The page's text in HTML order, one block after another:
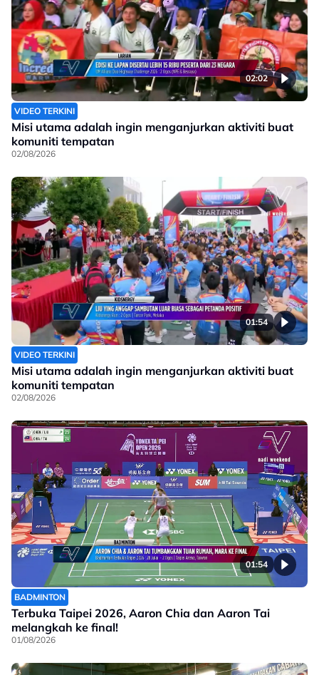
02:02
VIDEO TERKINI
Misi utama adalah ingin menganjurkan aktiviti buat
komuniti tempatan
02/08/2026
01:54
VIDEO TERKINI
Misi utama adalah ingin menganjurkan aktiviti buat
komuniti tempatan
02/08/2026
01:54
BADMINTON
Terbuka Taipei 2026, Aaron Chia dan Aaron Tai
melangkah ke final!
01/08/2026